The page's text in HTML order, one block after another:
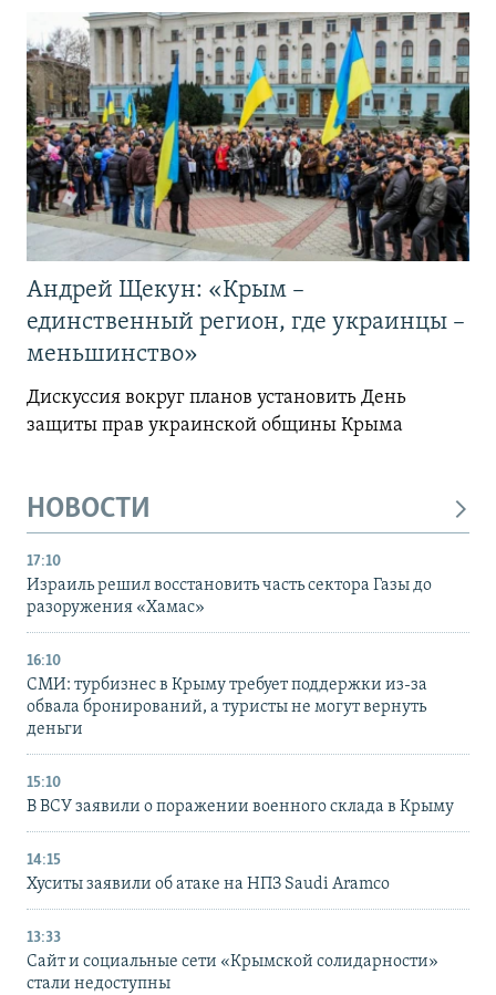
Андрей Щекун: «Крым –
единственный регион, где украинцы –
меньшинство»
Дискуссия вокруг планов установить День
защиты прав украинской общины Крыма
НОВОСТИ
17:10
Израиль решил восстановить часть сектора Газы до
разоружения «Хамас»
16:10
СМИ: турбизнес в Крыму требует поддержки из-за
обвала бронирований, а туристы не могут вернуть
деньги
15:10
В ВСУ заявили о поражении военного склада в Крыму
14:15
Хуситы заявили об атаке на НПЗ Saudi Aramco
13:33
Сайт и социальные сети «Крымской солидарности»
стали недоступны